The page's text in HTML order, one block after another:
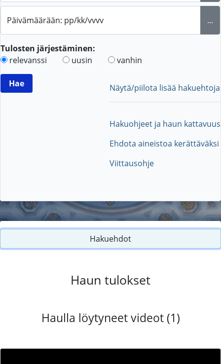
Päivämäärään: pp/kk/vvvv ...
Tulosten järjestäminen:
relevanssi
uusin vanhin
Näytä/piilota lisää hakuehtoja
Hakuohjeet ja haun kattavuus
Ehdota aineistoa kerättäväksi
Viittausohje
Hakuehdot
Haun tulokset
Haulla löytyneet videot (1)